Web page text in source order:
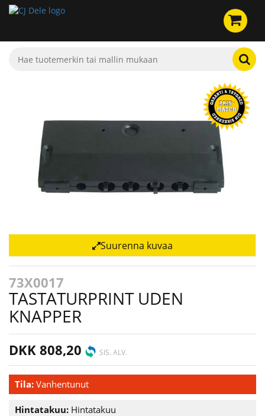
Suurenna kuvaa
73X0017
TASTATURPRINT UDEN
KNAPPER
DKK 808,20 SIS. ALV.
Tila: Vanhentunut
Hintatakuu: Hintatakuu